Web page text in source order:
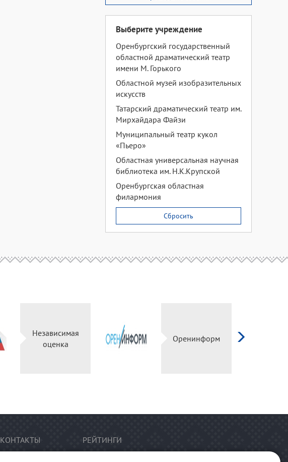
Выберите учреждение
Оренбургский государственный
областной драматический театр
имени М. Горького
Областной музей изобразительных
искусств
Татарский драматический театр им.
Мирхайдара Файзи
Муниципальный театр кукол
«Пьеро»
Областная универсальная научная
библиотека им. Н.К.Крупской
Оренбургская областная
филармония
Сбросить
Независимая
оценка
Оренинформ
КОНТАКТЫ РЕЙТИНГИ